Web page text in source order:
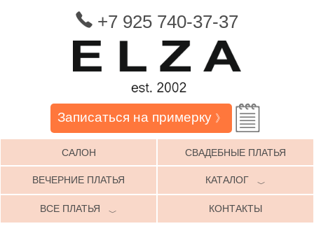
+7 925 740-37-37
Записаться на примерку 》
САЛОН СВАДЕБНЫЕ ПЛАТЬЯ
ВЕЧЕРНИЕ ПЛАТЬЯ КАТАЛОГ ﹀
ВСЕ ПЛАТЬЯ ﹀ КОНТАКТЫ